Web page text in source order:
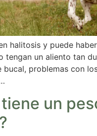
halitosis y puede
tengan un aliento tan
bucal, problemas con
un